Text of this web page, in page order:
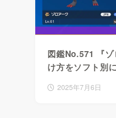
図鑑No.571 『
け方をソフト別
2025年7月6日